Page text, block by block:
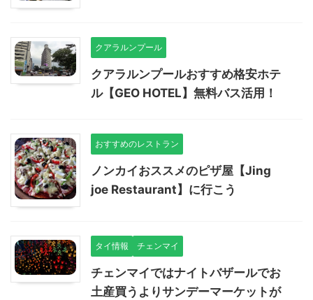
クアラルンプール
クアラルンプールおすすめ格安ホテ
ル【GEO HOTEL】無料バス活用！
おすすめのレストラン
ノンカイおススメのピザ屋【Jing
joe Restaurant】に行こう
タイ情報 チェンマイ
チェンマイではナイトバザールでお
土産買うよりサンデーマーケットが